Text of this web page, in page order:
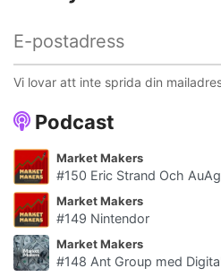
Podcast
Market Makers
#150 Eric Strand Och
Market Makers
#149 Nintendor
Market Makers
#148 Ant Group med
Vi lovar att inte sprida din